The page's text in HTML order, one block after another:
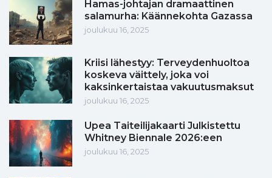
Hamas-johtajan dramaattinen
salamurha: Käännekohta Gazassa
joulukuu 16, 2025
Kriisi lähestyy: Terveydenhuoltoa
koskeva väittely, joka voi
kaksinkertaistaa vakuutusmaksut
joulukuu 16, 2025
Upea Taiteilijakaarti Julkistettu
Whitney Biennale 2026:een
joulukuu 16, 2025